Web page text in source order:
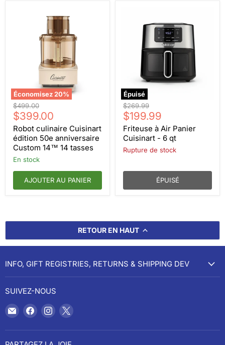
Économisez 20%
Robot
culinaire
Cuisinart
édition
50e
anniversaire
Custom
14™
Prix
d'origine
$499.00
Prix
actuel
$399.00
Robot culinaire Cuisinart
édition 50e anniversaire
Custom 14™ 14 tasses
en stock
AJOUTER AU PANIER
Épuisé
Friteuse
à
Air
Panier
Cuisinart
6
Prix
d'origine
$269.99
Prix
actuel
$199.99
Friteuse à Air Panier
Cuisinart - 6 qt
Rupture de stock
ÉPUISÉ
RETOUR EN HAUT
INFO, GIFT REGISTRIES, RETURNS & SHIPPING DEV
SUIVEZ-NOUS
Email
Cookery
Trouvez-
nous
sur
Facebook
Trouvez-
nous
sur
Instagram
Trouvez-
sur